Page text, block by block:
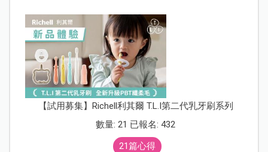
【試用募集】Richell利其爾 T.L.I第二代乳牙刷系列
數量: 21 已報名: 432
21篇心得